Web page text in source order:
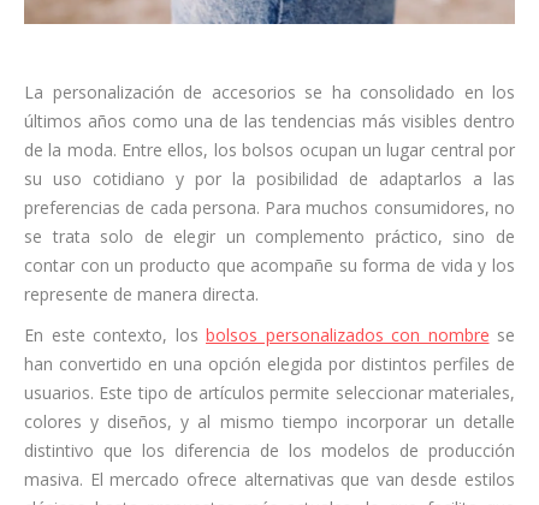
La personalización de accesorios se ha consolidado en los
últimos años como una de las tendencias más visibles dentro
de la moda. Entre ellos, los bolsos ocupan un lugar central por
su uso cotidiano y por la posibilidad de adaptarlos a las
preferencias de cada persona. Para muchos consumidores, no
se trata solo de elegir un complemento práctico, sino de
contar con un producto que acompañe su forma de vida y los
represente de manera directa.
En este contexto, los bolsos personalizados con nombre se
han convertido en una opción elegida por distintos perfiles de
usuarios. Este tipo de artículos permite seleccionar materiales,
colores y diseños, y al mismo tiempo incorporar un detalle
distintivo que los diferencia de los modelos de producción
masiva. El mercado ofrece alternativas que van desde estilos